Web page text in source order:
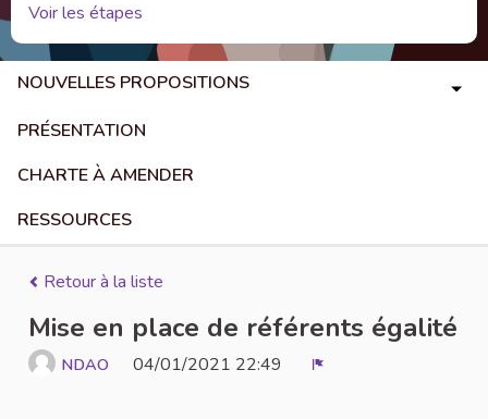
Voir les étapes
NOUVELLES PROPOSITIONS
PRÉSENTATION
CHARTE À AMENDER
RESSOURCES
Retour à la liste
Mise en place de référents égalité
NDAO 04/01/2021 22:49